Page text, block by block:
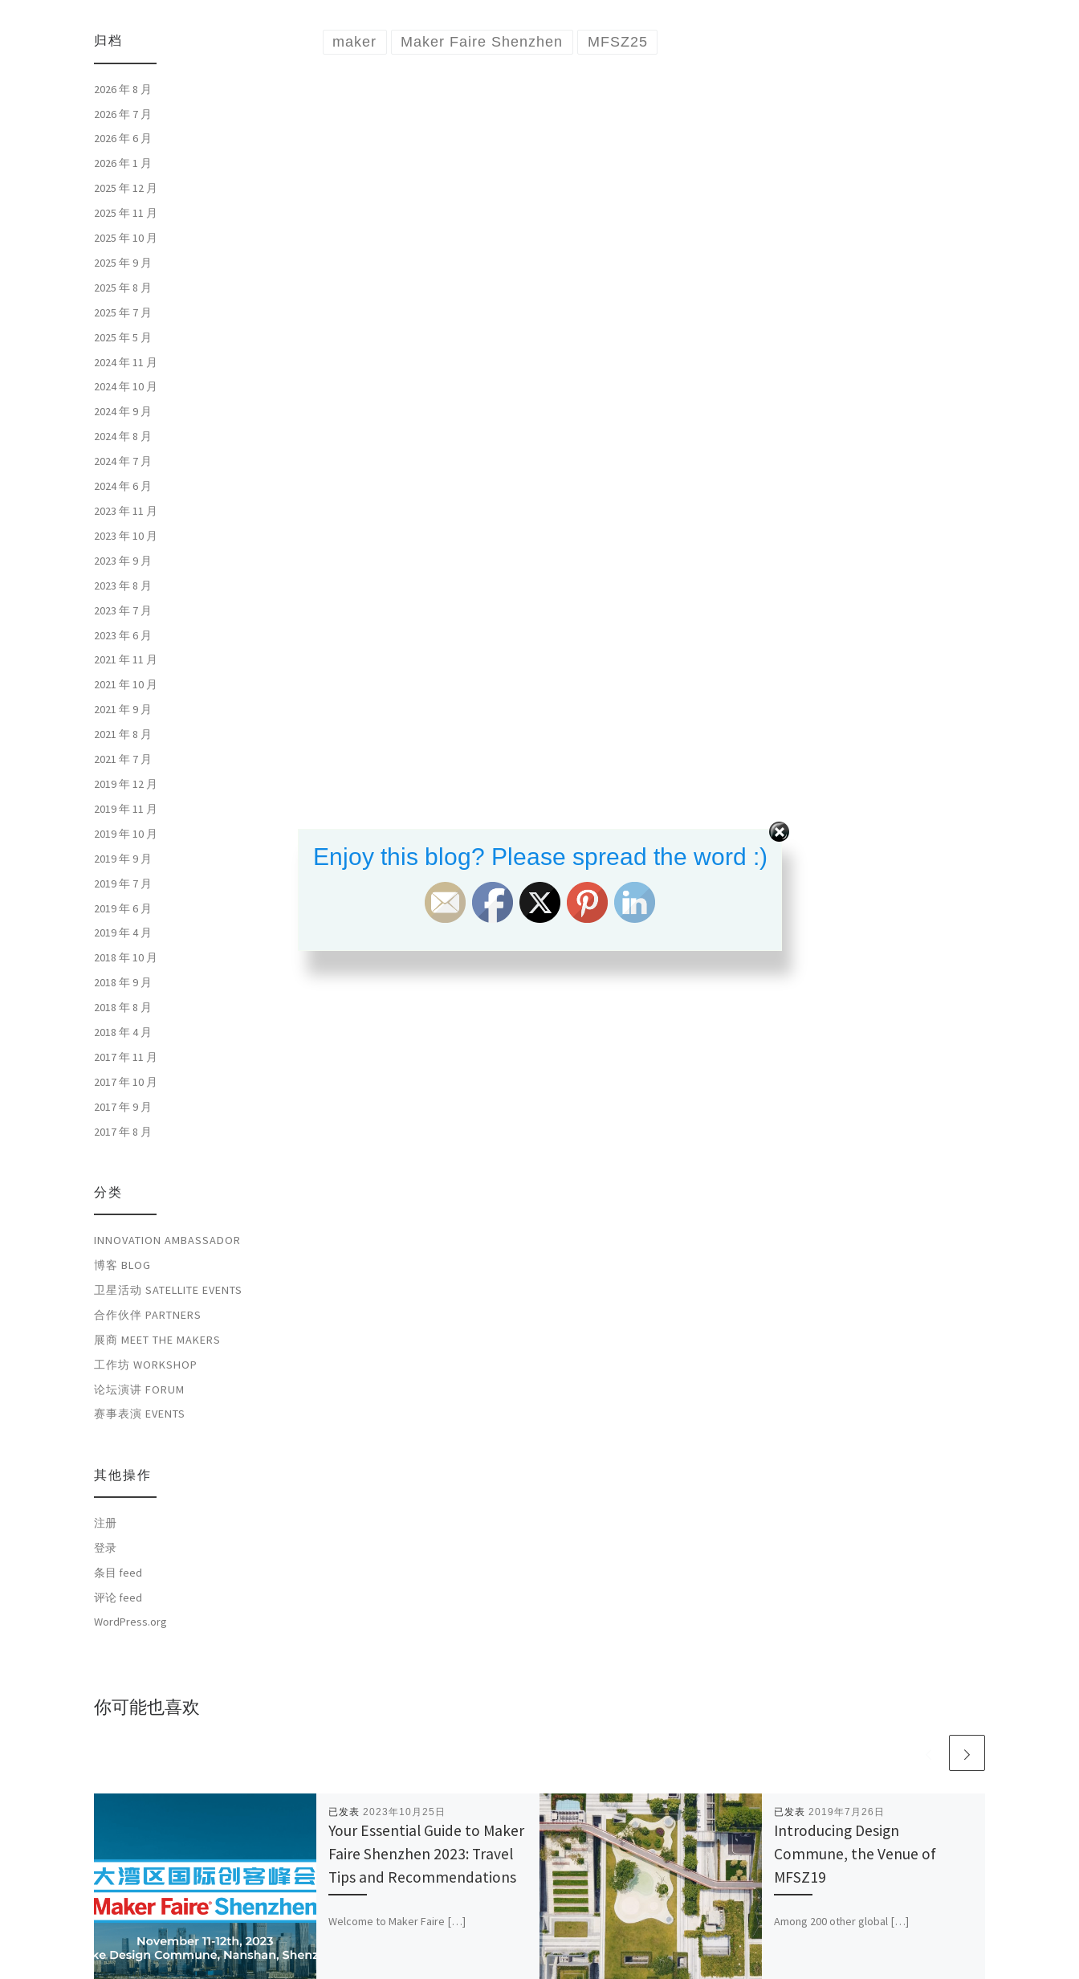
maker Maker Faire Shenzhen MFSZ25
你可能也喜欢
已发表 2023年10月25日
Your Essential Guide to Maker
Faire Shenzhen 2023: Travel
Tips and Recommendations
Welcome to Maker Faire […]
已发表 2019年7月26日
Introducing Design
Commune, the Venue of
MFSZ19
Among 200 other global […]
归档
2026 年 8 月
2026 年 7 月
2026 年 6 月
2026 年 1 月
2025 年 12 月
2025 年 11 月
2025 年 10 月
2025 年 9 月
2025 年 8 月
2025 年 7 月
2025 年 5 月
2024 年 11 月
2024 年 10 月
2024 年 9 月
2024 年 8 月
2024 年 7 月
2024 年 6 月
2023 年 11 月
2023 年 10 月
2023 年 9 月
2023 年 8 月
2023 年 7 月
2023 年 6 月
2021 年 11 月
2021 年 10 月
2021 年 9 月
2021 年 8 月
2021 年 7 月
2019 年 12 月
2019 年 11 月
2019 年 10 月
2019 年 9 月
2019 年 7 月
2019 年 6 月
2019 年 4 月
2018 年 10 月
2018 年 9 月
2018 年 8 月
2018 年 4 月
2017 年 11 月
2017 年 10 月
2017 年 9 月
2017 年 8 月
分类
INNOVATION AMBASSADOR
博客 BLOG
卫星活动 SATELLITE EVENTS
合作伙伴 PARTNERS
展商 MEET THE MAKERS
工作坊 WORKSHOP
论坛演讲 FORUM
赛事表演 EVENTS
其他操作
注册
登录
条目 feed
评论 feed
WordPress.org
Enjoy this blog? Please spread the word :)